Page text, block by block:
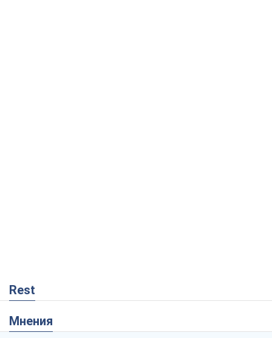
Rest
Мнения